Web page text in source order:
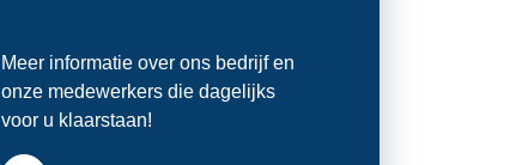
Meer informatie over ons bedrijf en
onze medewerkers die dagelijks
voor u klaarstaan!